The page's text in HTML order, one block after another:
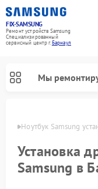
FIX-SAMSUNG
Ремонт устройств Samsung
Специализированный
cервисный центр г.Барнаул
Мы
Ноутбук Samsung
Установка
Samsung в